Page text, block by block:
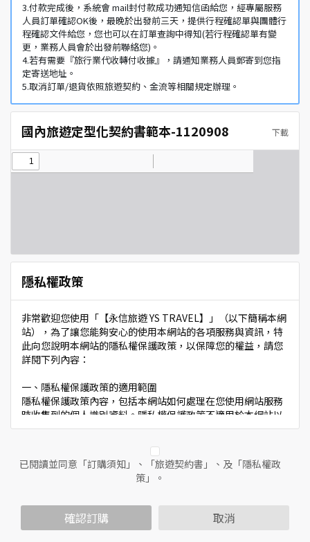
3.付款完成後，系統會 mail封付款成功通知信函給您，經專屬服務
人員訂單確認OK後，最晚於出發前三天，提供行程確認單與團體行
程確認文件給您，您也可以在訂單查詢中得知(若行程確認單有變
更，業務人員會於出發前聯絡您)。
4.若有需要『旅行業代收轉付收據』，請通知業務人員郵寄到您指
定寄送地址。
5.取消訂單/退貨依照旅遊契約、金流等相關規定辦理。
國內旅遊定型化契約書範本-1120908 下載
隱私權政策
非常歡迎您使用「【永信旅遊 YS TRAVEL】」（以下簡稱本網
站），為了讓您能夠安心的使用本網站的各項服務與資訊，特
此向您說明本網站的隱私權保護政策，以保障您的權益，請您
詳閱下列內容：
一、隱私權保護政策的適用範圍
隱私權保護政策內容，包括本網站如何處理在您使用網站服務
時收集到的個人識別資料。隱私權保護政策不適用於本網站以
外的相關連結網站，也不適用於非本網站所委託或參與管理的
二、個人資料的蒐集、處理及利用方式
當您造訪本網站或使用本網站所提供之功能服務時，我們將視
範圍內處理及利用您的個人資料；非經您書面同意，本網站不
會將個人資料用於其他用途。
已閱讀並同意「訂購須知」、「旅遊契約書」、及「隱私權政
策」。
確認訂購 取消